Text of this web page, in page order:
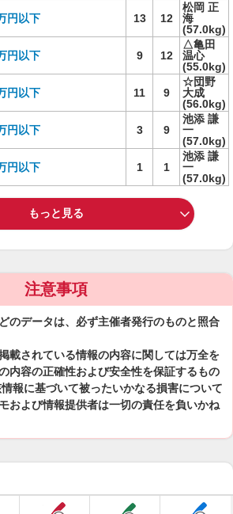
円以下 13 12
松岡 正
海
(57.0kg)
円以下 9 12
△亀田
温心
(55.0kg)
円以下 11 9
☆団野
大成
(56.0kg)
円以下 3 9
池添 謙
一
(57.0kg)
円以下 1 1
池添 謙
一
(57.0kg)
もっと見る
注意事項
のデータは、必ず主催者発行のものと照合
載されている情報の内容に関しては万全を
内容の正確性および安全性を保証するもの
報に基づいて被ったいかなる損害について
および情報提供者は一切の責任を負いかね